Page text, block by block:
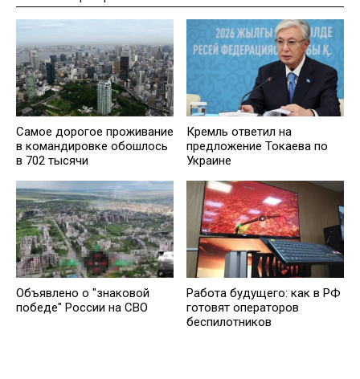
Самое дорогое проживание
в командировке обошлось
в 702 тысячи
Кремль ответил на
предложение Токаева по
Украине
Объявлено о "знаковой
победе" России на СВО
Работа будущего: как в РФ
готовят операторов
беспилотников